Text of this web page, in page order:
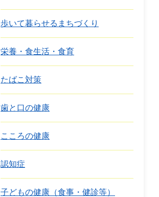
歩いて暮らせるまちづくり
栄養・食生活・食育
たばこ対策
歯と口の健康
こころの健康
認知症
子どもの健康（食事・健診等）